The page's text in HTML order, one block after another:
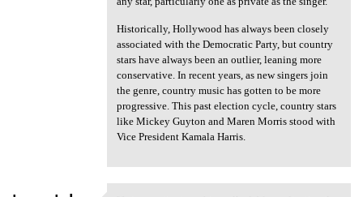
Historically, Hollywood has always been closely
associated with the Democratic Party, but country
stars have always been an outlier, leaning more
conservative. In recent years, as new singers join
the genre, country music has gotten to be more
progressive. This past election cycle, country stars
like Mickey Guyton and Maren Morris stood with
Vice President Kamala Harris.